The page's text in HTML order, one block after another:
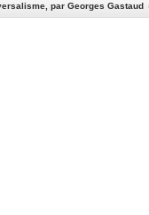
par Georges Gastaud